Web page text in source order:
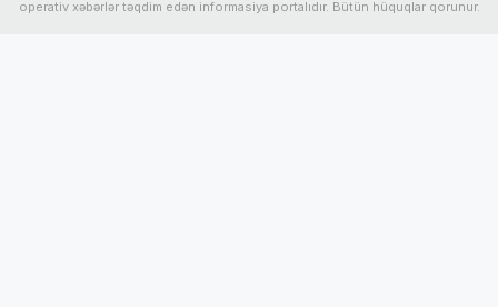
operativ xəbərlər təqdim edən informasiya portalıdır. Bütün hüquqlar qorunur.